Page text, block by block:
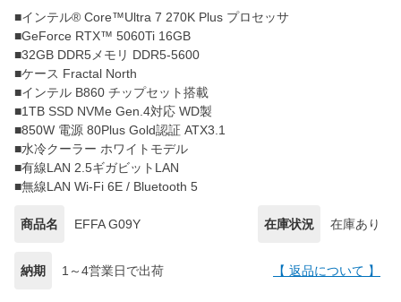
■インテル® Core™Ultra 7 270K Plus プロセッサ
■GeForce RTX™ 5060Ti 16GB
■32GB DDR5メモリ DDR5-5600
■ケース Fractal North
■インテル B860 チップセット搭載
■1TB SSD NVMe Gen.4対応 WD製
■850W 電源 80Plus Gold認証 ATX3.1
■水冷クーラー ホワイトモデル
■有線LAN 2.5ギガビットLAN
■無線LAN Wi-Fi 6E / Bluetooth 5
商品名 EFFA G09Y 在庫状況 在庫あり
納期 1～4営業日で出荷 【 返品について 】